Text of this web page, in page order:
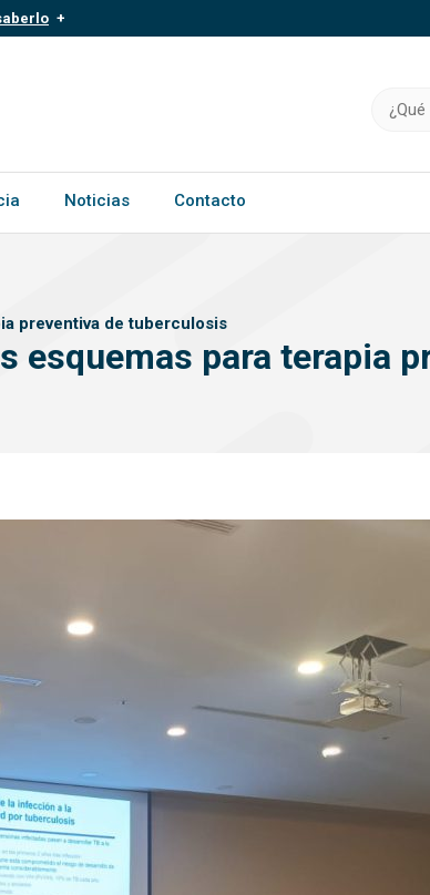
.gob.do o .gov.do. Comparte información
Noticias Contacto
preventiva de tuberculosis
esquemas para terapia